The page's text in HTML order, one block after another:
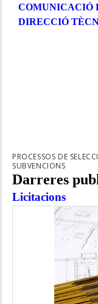
COMUNICACIÓ
DIRECCIÓ
PROCESSOS DE
SUBVENCIONS
Darreres
Licitacions